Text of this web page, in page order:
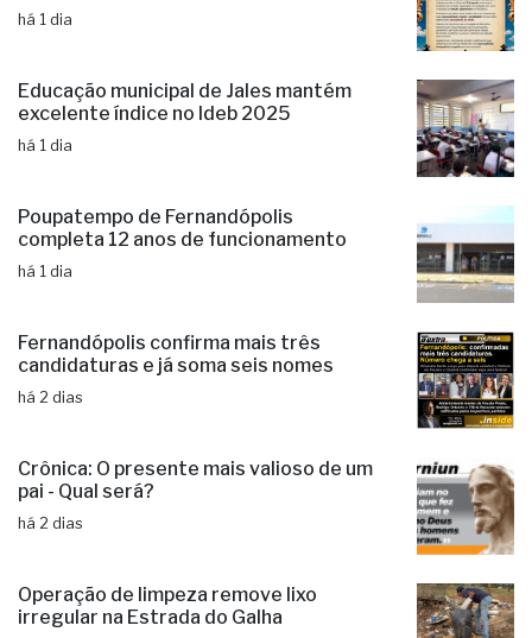
há 1 dia
Educação municipal de Jales mantém
excelente índice no Ideb 2025
há 1 dia
Poupatempo de Fernandópolis
completa 12 anos de funcionamento
há 1 dia
Fernandópolis confirma mais três
candidaturas e já soma seis nomes
há 2 dias
Crônica: O presente mais valioso de um
pai - Qual será?
há 2 dias
Operação de limpeza remove lixo
irregular na Estrada do Galha